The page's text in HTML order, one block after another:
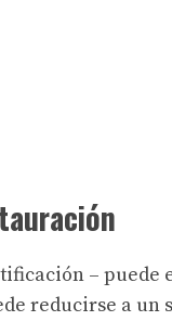
– puede
reducirse a un